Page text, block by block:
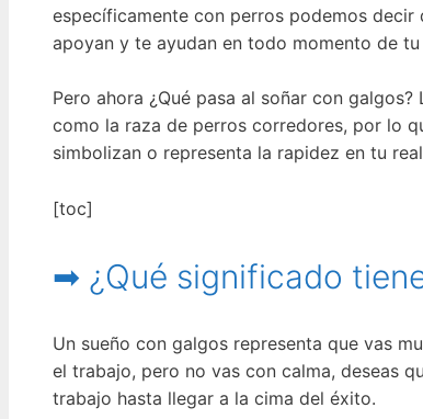
específicamente con perros podemos decir
apoyan y te ayudan en todo momento de
Pero ahora ¿Qué pasa al soñar con
como la raza de perros corredores, por lo
simbolizan o representa la rapidez en tu
[toc]
➡ ¿Qué significado
Un sueño con galgos representa que vas
el trabajo, pero no vas con calma, deseas
trabajo hasta llegar a la cima del éxito.